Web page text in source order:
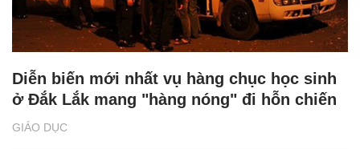
GIÁO DỤC
Diễn biến mới nhất vụ hàng chục học sinh
ở Đắk Lắk mang "hàng nóng" đi hỗn chiến